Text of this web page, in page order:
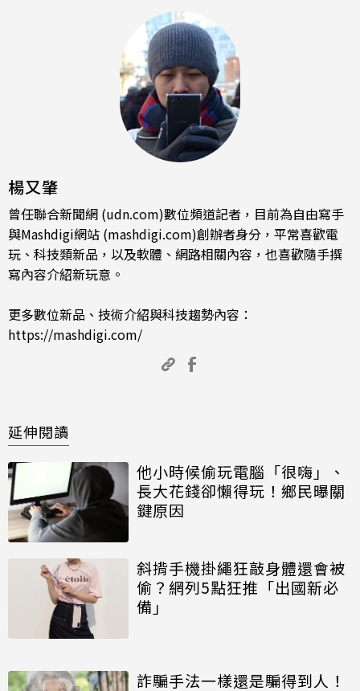
楊又肇
曾任聯合新聞網 (udn.com)數位頻道記者，目前為自由寫手
與Mashdigi網站 (mashdigi.com)創辦者身分，平常喜歡電
玩、科技類新品，以及軟體、網路相關內容，也喜歡隨手撰
寫內容介紹新玩意。
更多數位新品、技術介紹與科技趨勢內容：
https://mashdigi.com/
延伸閱讀
他小時候偷玩電腦「很嗨」、
長大花錢卻懶得玩！鄉民曝關
鍵原因
斜揹手機掛繩狂敲身體還會被
偷？網列5點狂推「出國新必
備」
詐騙手法一樣還是騙得到人！